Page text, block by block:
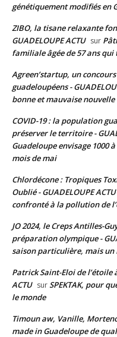
génétiquement modifiés en
ZIBO, la tisane relaxante
GUADELOUPE ACTU sur
familiale âgée de 57 ans
Agreen’startup, un
guadeloupéens -
bonne et mauvaise nouvelle
COVID-19 : la population
préserver le territoire -
Guadeloupe envisage 1000
mois de mai
Chlordécone : Tropiques
Oublié - GUADELOUPE ACTU
confronté à la pollution de
JO 2024, le Creps Antilles-
préparation olympique -
saison particulière, mais un
Patrick Saint-Eloi de l’étoile
ACTU sur SPEKTAK, pour
le monde
Timoun aw, Vanille,
made in Guadeloupe de